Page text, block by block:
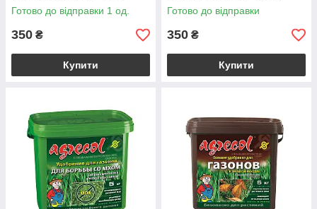
Готово до відправки 1 од.
350 ₴
Купити
Готово до відправки
350 ₴
Купити